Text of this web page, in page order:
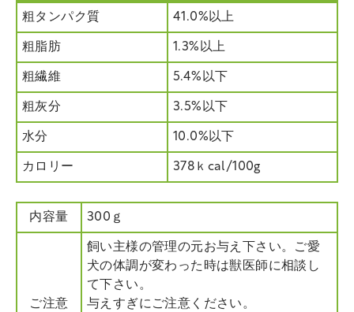
粗タンパク質 41.0%以上
粗脂肪 1.3%以上
粗繊維 5.4%以下
粗灰分 3.5%以下
水分 10.0%以下
カロリー 378ｋcal/100g
内容量 300ｇ
ご注意
飼い主様の管理の元お与え下さい。ご愛
犬の体調が変わった時は獣医師に相談し
て下さい。
与えすぎにご注意ください。